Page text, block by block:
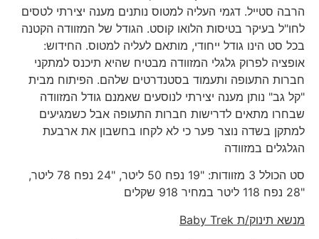
הרבה סטייל. דגמי העליה למטוס נותנים מענה יצירתי לטסים
לחו"ל בעיקר בטיסות הלואו קוסט. הגודל של המזוודה הקטנה
בכל סט הינו גודל ייחודי, מותאם לעליה למטוס. החידוש:
אופציה לפרוק גלגלי המזוודה מבטיח שהיא תיכנס למתקני
חברות התעופה ותעמוד בסטנדרטים שלהם. הפיתוח מבית
"קל גב" נותן מענה יצירתי לנוסעים שאמנם גודל המזוודה
שבחרו מתאים לדרישות חברות התעופה אבל כשמגיעים
למתקן בשדה נוצר פער כי לא לקחו בחשבון את ארבעת
הגלגלים במזוודה
סט הכולל 3 מזוודות: "19 נפח 50 ליטר, "24 נפח 78 ליטר,
מנשא תינוק/תBaby Trek